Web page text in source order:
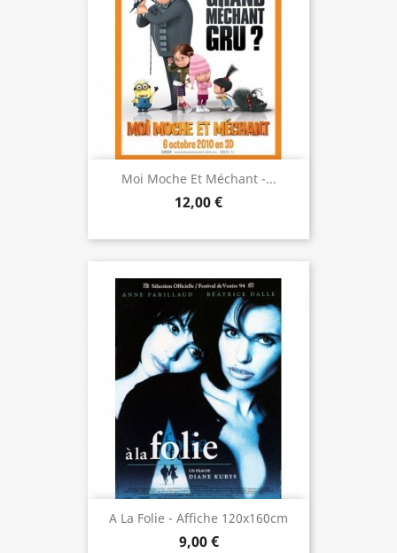
Moi Moche Et Méchant -...
12,00 €
A La Folie - Affiche 120x160cm
9,00 €